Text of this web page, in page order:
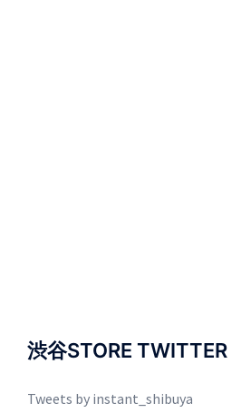
渋谷STORE TWITTER
Tweets by instant_shibuya